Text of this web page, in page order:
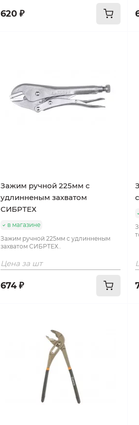
620 ₽
Зажим ручной 225мм с
удлинненым захватом
СИБРТЕХ
в магазине
Зажим ручной 225мм с удлинненым
захватом СИБРТЕХ..
Цена за шт
674 ₽